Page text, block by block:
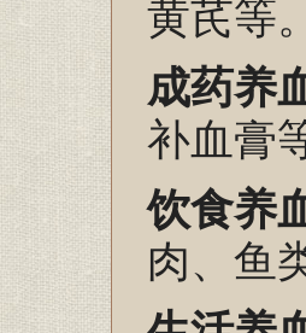
黄芪等
成药养
补血膏
饮食养
肉、鱼